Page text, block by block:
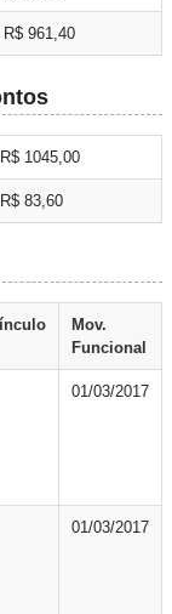
R$ 961,40
R$ 1045,00
R$ 83,60
Mov.
Funcional
01/03/2017
01/03/2017